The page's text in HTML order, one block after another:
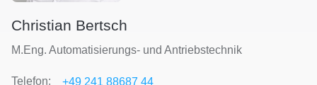
Christian Bertsch
M.Eng. Automatisierungs- und Antriebstechnik
Telefon:
+49 241 88687 44